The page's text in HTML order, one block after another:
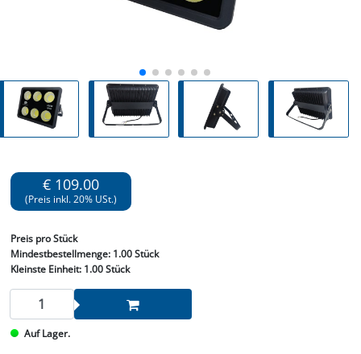
€ 109.00
(Preis inkl. 20% USt.)
Preis pro Stück
Mindestbestellmenge: 1.00 Stück
Kleinste Einheit:1.00 Stück
Auf Lager.